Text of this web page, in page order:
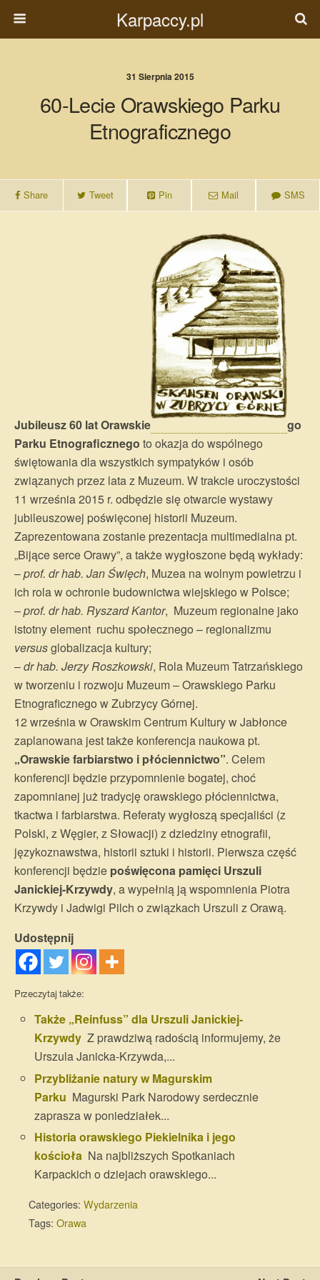
Karpaccy.pl
31 Sierpnia 2015
60-Lecie Orawskiego Parku
Etnograficznego
Share Tweet Pin Mail SMS
Jubileusz 60 lat Orawskie
go
Parku Etnograficznego to okazja do wspólnego
świętowania dla wszystkich sympatyków i osób
związanych przez lata z Muzeum. W trakcie uroczystości
11 września 2015 r. odbędzie się otwarcie wystawy
jubileuszowej poświęconej historii Muzeum.
Zaprezentowana zostanie prezentacja multimedialna pt.
„Bijące serce Orawy”, a także wygłoszone będą wykłady:
–prof. dr hab. Jan Święch, Muzea na wolnym powietrzu i
ich rola w ochronie budownictwa wiejskiego w Polsce;
–prof. dr hab. Ryszard Kantor, Muzeum regionalne jako
istotny element ruchu społecznego – regionalizmu
versusglobalizacja kultury;
–dr hab. Jerzy Roszkowski, Rola Muzeum Tatrzańskiego
w tworzeniu i rozwoju Muzeum – Orawskiego Parku
Etnograficznego w Zubrzycy Górnej.
12 września w Orawskim Centrum Kultury w Jabłonce
zaplanowana jest także konferencja naukowa pt.
„Orawskie farbiarstwo i płóciennictwo”. Celem
konferencji będzie przypomnienie bogatej, choć
zapomnianej już tradycję orawskiego płóciennictwa,
tkactwa i farbiarstwa. Referaty wygłoszą specjaliści (z
Polski, z Węgier, z Słowacji) z dziedziny etnografii,
językoznawstwa, historii sztuki i historii. Pierwsza część
konferencji będzie poświęcona pamięci Urszuli
Janickiej-Krzywdy, a wypełnią ją wspomnienia Piotra
Krzywdy i Jadwigi Pilch o związkach Urszuli z Orawą.
Udostępnij
Przeczytaj także:
Także „Reinfuss” dla Urszuli Janickiej-
Krzywdy Z prawdziwą radością informujemy, że
Urszula Janicka-Krzywda,...
Przybliżanie natury w Magurskim
Parku Magurski Park Narodowy serdecznie
zaprasza w poniedziałek...
Historia orawskiego Piekielnika i jego
kościoła Na najbliższych Spotkaniach
Karpackich o dziejach orawskiego...
Categories: Wydarzenia
Tags: Orawa